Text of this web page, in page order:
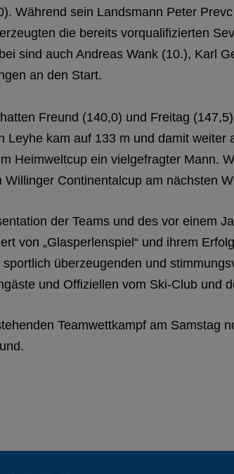
Während sein Landsmann Peter
die bereits vorqualifizierten
sind auch Andreas Wank (10.), Karl
an den Start.
Freund (140,0) und Freitag
Leyhe kam auf 133 m und damit
Heimweltcup ein vielgefragter Mann.
Willinger Continentalcup am nächsten
der Teams und des vor einem
von „Glasperlenspiel“ und ihrem
sportlich überzeugenden und
und Offiziellen vom Ski-Club und
Teamwettkampf am Samstag